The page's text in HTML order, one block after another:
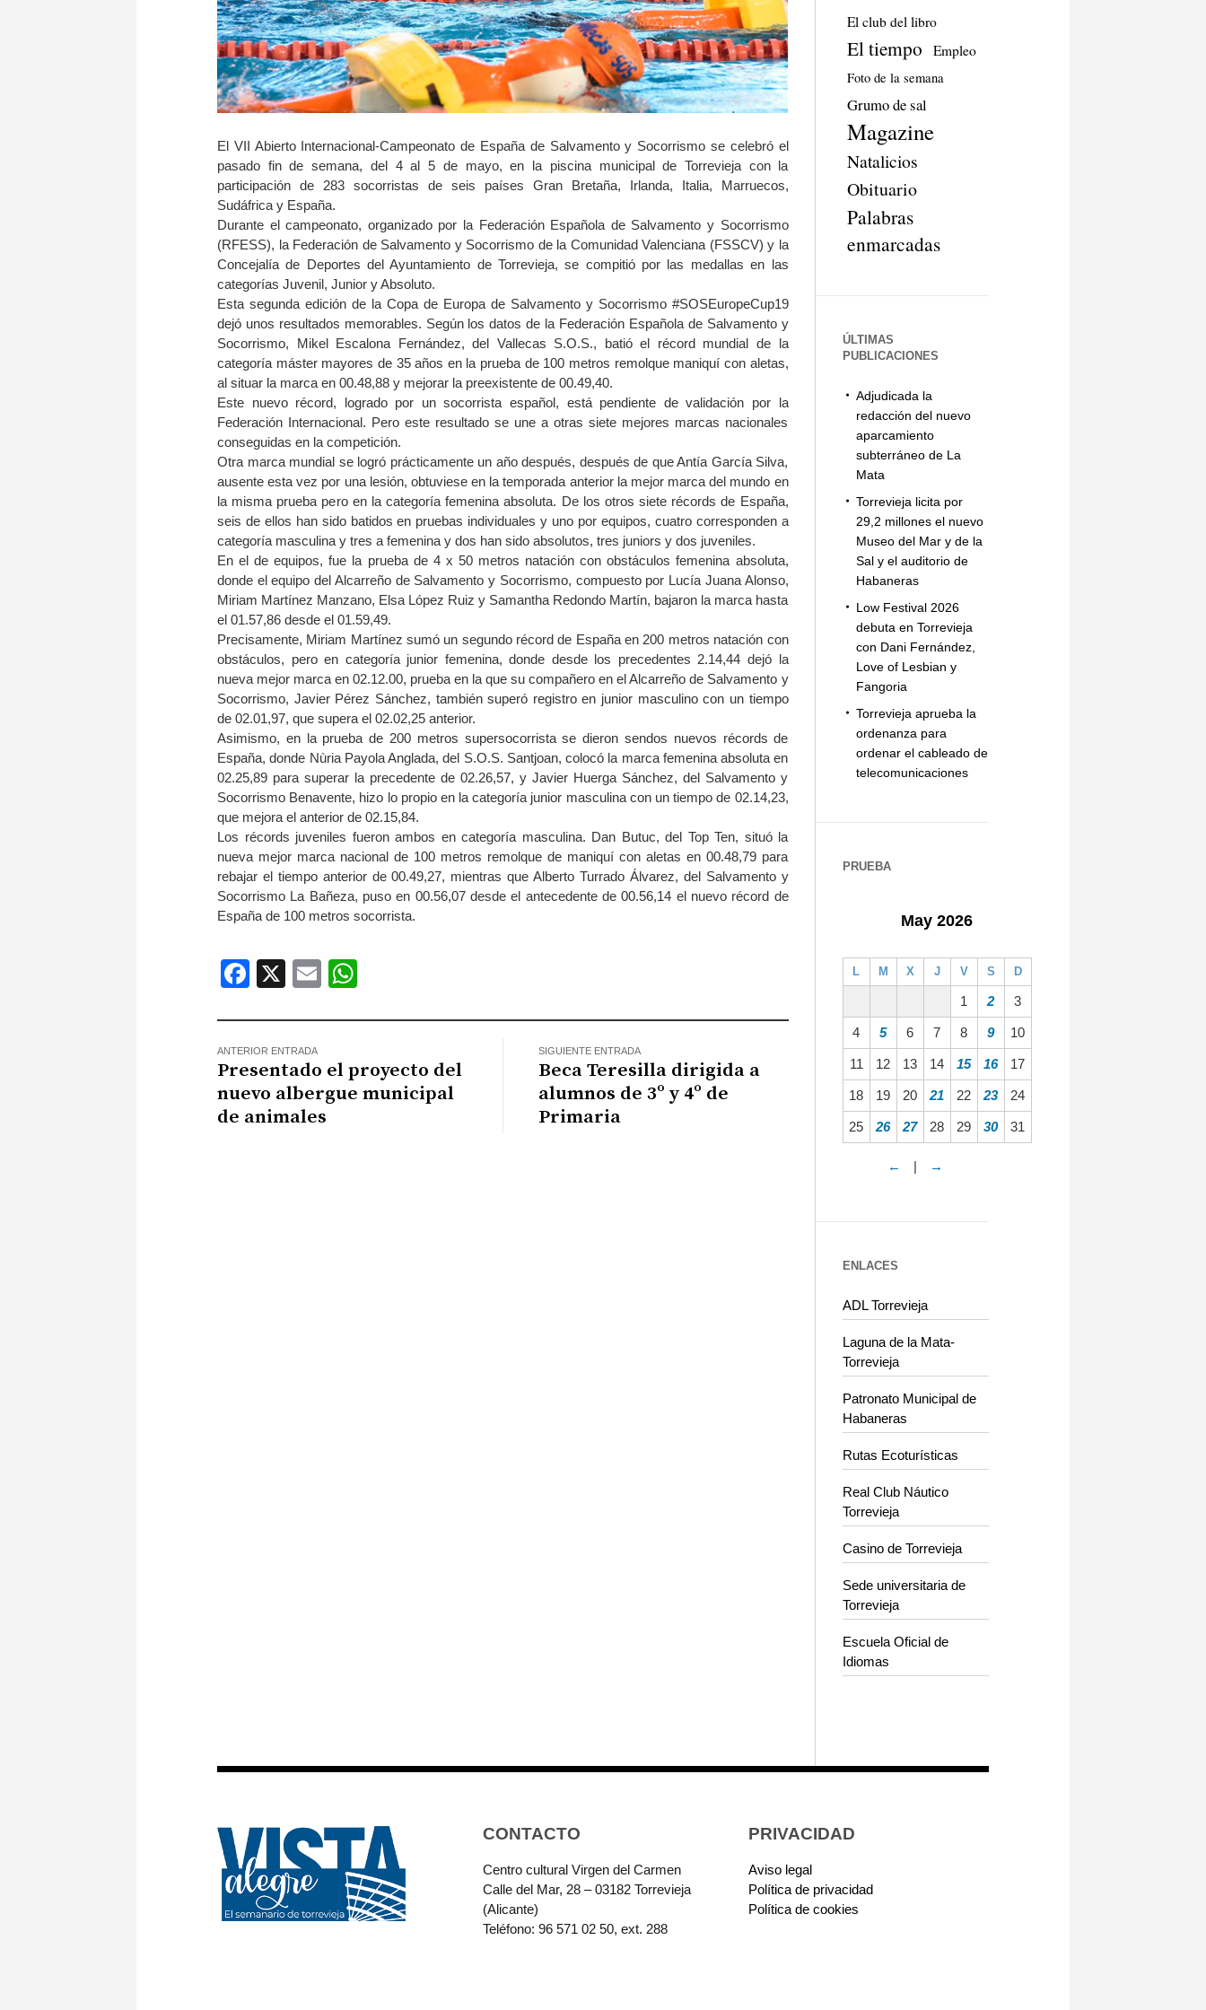
El VII Abierto Internacional-Campeonato de España de Salvamento y Socorrismo se celebró el
pasado fin de semana, del 4 al 5 de mayo, en la piscina municipal de Torrevieja con la
participación de 283 socorristas de seis países Gran Bretaña, Irlanda, Italia, Marruecos,
Sudáfrica y España.
Durante el campeonato, organizado por la Federación Española de Salvamento y Socorrismo
(RFESS), la Federación de Salvamento y Socorrismo de la Comunidad Valenciana (FSSCV) y la
Concejalía de Deportes del Ayuntamiento de Torrevieja, se compitió por las medallas en las
categorías Juvenil, Junior y Absoluto.
Esta segunda edición de la Copa de Europa de Salvamento y Socorrismo #SOSEuropeCup19
dejó unos resultados memorables. Según los datos de la Federación Española de Salvamento y
Socorrismo, Mikel Escalona Fernández, del Vallecas S.O.S., batió el récord mundial de la
categoría máster mayores de 35 años en la prueba de 100 metros remolque maniquí con aletas,
al situar la marca en 00.48,88 y mejorar la preexistente de 00.49,40.
Este nuevo récord, logrado por un socorrista español, está pendiente de validación por la
Federación Internacional. Pero este resultado se une a otras siete mejores marcas nacionales
conseguidas en la competición.
Otra marca mundial se logró prácticamente un año después, después de que Antía García Silva,
ausente esta vez por una lesión, obtuviese en la temporada anterior la mejor marca del mundo en
la misma prueba pero en la categoría femenina absoluta. De los otros siete récords de España,
seis de ellos han sido batidos en pruebas individuales y uno por equipos, cuatro corresponden a
categoría masculina y tres a femenina y dos han sido absolutos, tres juniors y dos juveniles.
En el de equipos, fue la prueba de 4 x 50 metros natación con obstáculos femenina absoluta,
donde el equipo del Alcarreño de Salvamento y Socorrismo, compuesto por Lucía Juana Alonso,
Miriam Martínez Manzano, Elsa López Ruiz y Samantha Redondo Martín, bajaron la marca hasta
el 01.57,86 desde el 01.59,49.
Precisamente, Miriam Martínez sumó un segundo récord de España en 200 metros natación con
obstáculos, pero en categoría junior femenina, donde desde los precedentes 2.14,44 dejó la
nueva mejor marca en 02.12.00, prueba en la que su compañero en el Alcarreño de Salvamento y
Socorrismo, Javier Pérez Sánchez, también superó registro en junior masculino con un tiempo
de 02.01,97, que supera el 02.02,25 anterior.
Asimismo, en la prueba de 200 metros supersocorrista se dieron sendos nuevos récords de
España, donde Nùria Payola Anglada, del S.O.S. Santjoan, colocó la marca femenina absoluta en
02.25,89 para superar la precedente de 02.26,57, y Javier Huerga Sánchez, del Salvamento y
Socorrismo Benavente, hizo lo propio en la categoría junior masculina con un tiempo de 02.14,23,
que mejora el anterior de 02.15,84.
Los récords juveniles fueron ambos en categoría masculina. Dan Butuc, del Top Ten, situó la
nueva mejor marca nacional de 100 metros remolque de maniquí con aletas en 00.48,79 para
rebajar el tiempo anterior de 00.49,27, mientras que Alberto Turrado Álvarez, del Salvamento y
Socorrismo La Bañeza, puso en 00.56,07 desde el antecedente de 00.56,14 el nuevo récord de
España de 100 metros socorrista.
Facebook
X Email
ANTERIOR ENTRADA
Presentado el proyecto del
nuevo albergue municipal
de animales
SIGUIENTE ENTRADA
Beca Teresilla dirigida a
alumnos de 3º y 4º de
Primaria
El club del libro
El tiempo Empleo
Foto de la semana
Grumo de sal
Magazine
Natalicios
Obituario
Palabras
enmarcadas
ÚLTIMAS
PUBLICACIONES
Adjudicada la
redacción del nuevo
aparcamiento
subterráneo de La
Mata
Torrevieja licita por
29,2 millones el nuevo
Museo del Mar y de la
Sal y el auditorio de
Habaneras
Low Festival 2026
debuta en Torrevieja
con Dani Fernández,
Love of Lesbian y
Fangoria
Torrevieja aprueba la
ordenanza para
ordenar el cableado de
telecomunicaciones
PRUEBA
May 2026
L M X J V S D
1 2 3
4 5 6 7 8 9 10
11 12 13 14 15 16 17
18 19 20 21 22 23 24
25 26 27 28 29 30 31
← | →
ENLACES
ADL Torrevieja
Laguna de la Mata-
Torrevieja
Patronato Municipal de
Habaneras
Rutas Ecoturísticas
Real Club Náutico
Torrevieja
Casino de Torrevieja
Sede universitaria de
Torrevieja
Escuela Oficial de
Idiomas
CONTACTO
Centro cultural Virgen del Carmen
Calle del Mar, 28 – 03182 Torrevieja
(Alicante)
Teléfono: 96 571 02 50, ext. 288
PRIVACIDAD
Aviso legal
Política de privacidad
Política de cookies